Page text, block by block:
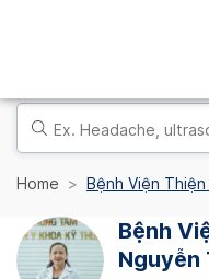
Home Bệnh Viện
Bệnh
Nguyễn